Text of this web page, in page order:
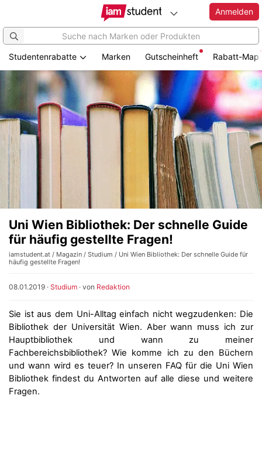
Anmelden
Studentenrabatte Marken Gutscheinheft Rabatt-Map
Uni Wien Bibliothek: Der schnelle Guide
für häufig gestellte Fragen!
iamstudent.at / Magazin / Studium / Uni Wien Bibliothek: Der schnelle Guide für
häufig gestellte Fragen!
08.01.2019 · Studium · von Redaktion
Sie ist aus dem Uni-Alltag einfach nicht wegzudenken: Die
Bibliothek der Universität Wien. Aber wann muss ich zur
Hauptbibliothek und wann zu meiner
Fachbereichsbibliothek? Wie komme ich zu den Büchern
und wann wird es teuer? In unseren FAQ für die Uni Wien
Bibliothek findest du Antworten auf alle diese und weitere
Fragen.